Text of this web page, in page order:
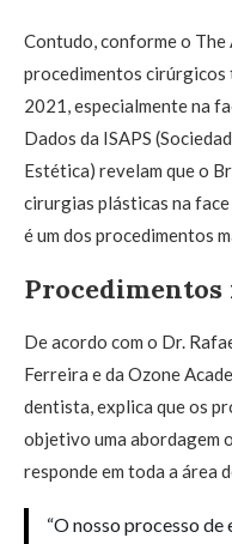
Contudo, conforme o The
procedimentos cirúrgicos
2021, especialmente na
Dados da ISAPS
Estética) revelam que o
cirurgias plásticas na
é um dos procedimentos
De acordo com o Dr.
Ferreira e da Ozone
dentista, explica que os
objetivo uma abordagem
responde em toda a área
“O nosso processo